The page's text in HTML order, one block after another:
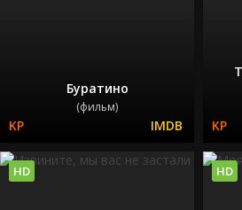
Буратино
(фильм)
HD HD